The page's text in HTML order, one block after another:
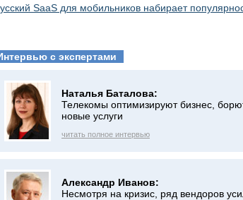
SaaS для мобильников набирает
с экспертами
Наталья Баталова:
Телекомы оптимизируют бизнес,
новые услуги
читать полное интервью
Александр Иванов:
Несмотря на кризис, ряд вендоров